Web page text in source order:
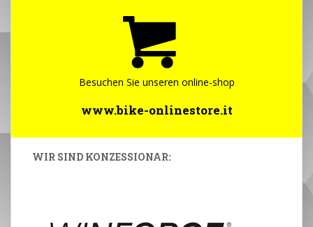
Besuchen Sie unseren online-shop
www.bike-onlinestore.it
WIR SIND KONZESSIONAR: